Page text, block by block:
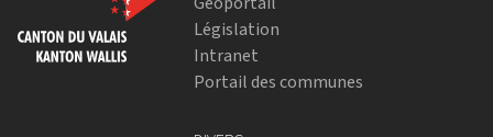
Législation
Intranet
Portail des communes